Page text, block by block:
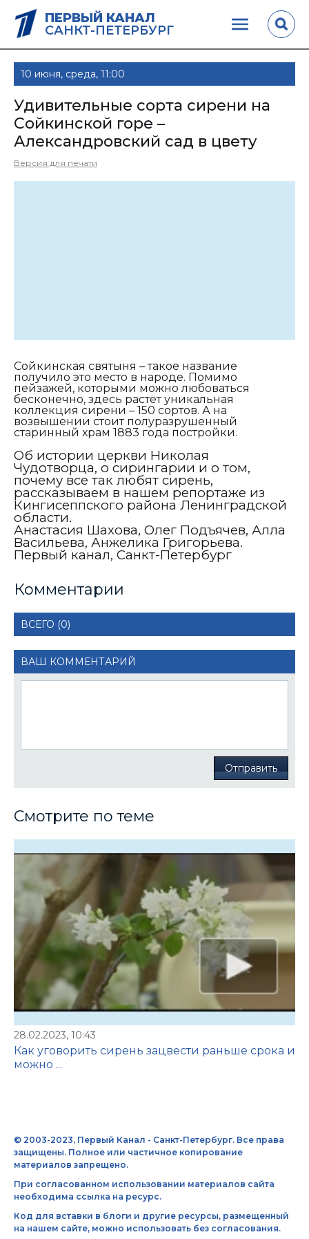
ПЕРВЫЙ КАНАЛ
САНКТ-ПЕТЕРБУРГ
10 июня, среда, 11:00
Удивительные сорта сирени на
Сойкинской горе –
Александровский сад в цвету
Версия для печати
Сойкинская святыня – такое название
получило это место в народе. Помимо
пейзажей, которыми можно любоваться
бесконечно, здесь растёт уникальная
коллекция сирени – 150 сортов. А на
возвышении стоит полуразрушенный
старинный храм 1883 года постройки.
Об истории церкви Николая
Чудотворца, о сирингарии и о том,
почему все так любят сирень,
рассказываем в нашем репортаже из
Кингисеппского района Ленинградской
области.
Анастасия Шахова, Олег Подъячев, Алла
Васильева, Анжелика Григорьева.
Первый канал, Санкт-Петербург
Комментарии
ВСЕГО (0)
ВАШ КОММЕНТАРИЙ
Отправить
Смотрите по теме
28.02.2023, 10:43
Как уговорить сирень зацвести раньше срока и
можно ...
© 2003-2023, Первый Канал - Санкт-Петербург. Все права
защищены. Полное или частичное копирование
материалов запрещено.
При согласованном использовании материалов сайта
необходима ссылка на ресурс.
Код для вставки в блоги и другие ресурсы, размещенный
на нашем сайте, можно использовать без согласования.